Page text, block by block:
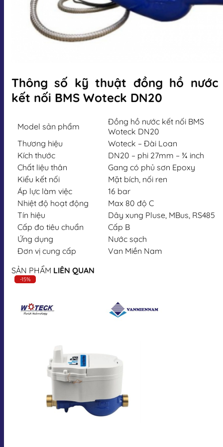
Thông số kỹ thuật đồng hồ nước
kết nối BMS Woteck DN20
Model sản phẩm
Đồng hồ nước kết nối BMS
Woteck DN20
Thương hiệu
Woteck – Đài Loan
Kích thước
DN20 – phi 27mm – ¾ inch
Chất liệu thân
Gang có phủ sơn Epoxy
Kiểu kết nối
Mặt bích, nối ren
Áp lực làm việc
16 bar
Nhiệt độ hoạt động
Max 80 độ C
Tín hiệu
Dây xung Pluse, MBus, RS485
Cấp đo tiêu chuẩn
Cấp B
Ứng dụng
Nước sạch
Đơn vị cung cấp
Van Miền Nam
SẢN PHẨM LIÊN QUAN
-15%